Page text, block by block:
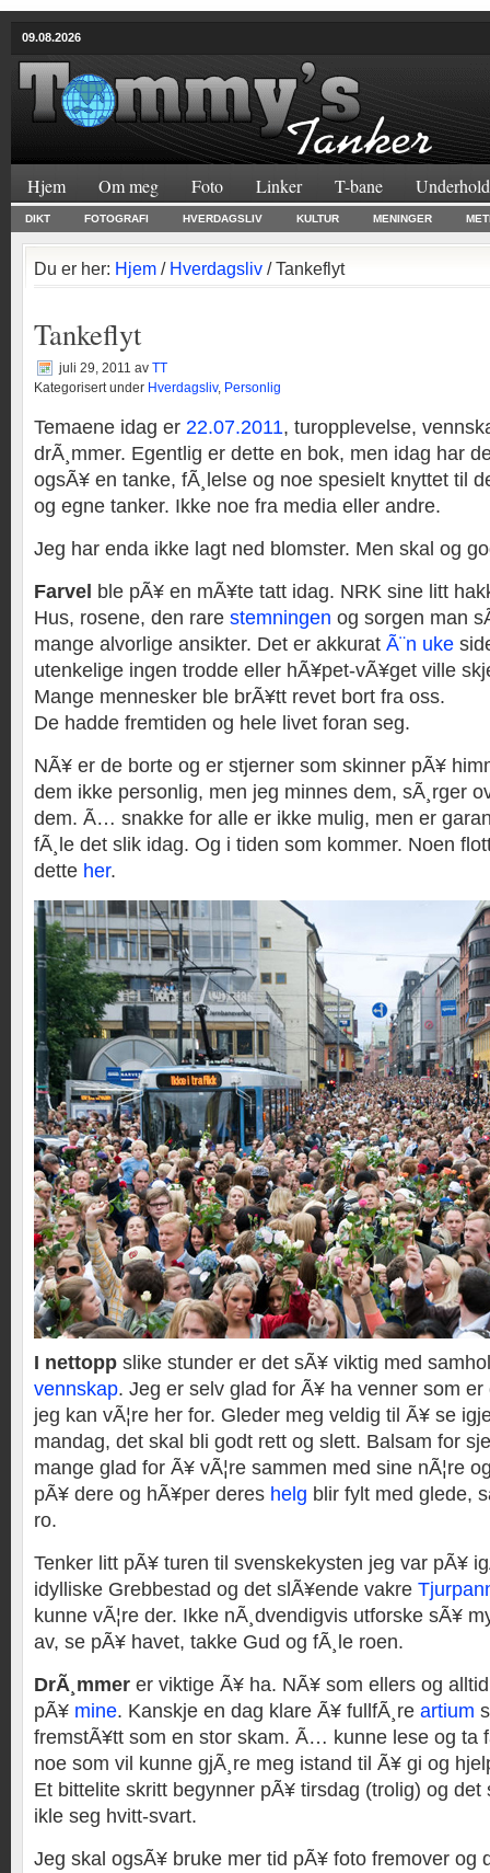
09.08.2026
Hjem Om meg Foto Linker T-bane
DIKT FOTOGRAFI HVERDAGSLIV KULTUR MENINGER
Du er her: Hjem / Hverdagsliv / Tankeflyt
Tankeflyt
juli 29, 2011 av TT
Kategorisert under Hverdagsliv, Personlig
Temaene idag er 22.07.2011, turopplevelse,
drÃ¸mmer. Egentlig er dette en bok, men idag har
ogsÃ¥ en tanke, fÃ¸lelse og noe spesielt knyttet til
og egne tanker. Ikke noe fra media eller andre.
Jeg har enda ikke lagt ned blomster. Men skal og
Farvel ble pÃ¥ en mÃ¥te tatt idag. NRK sine litt
Hus, rosene, den rare stemningen og sorgen man
mange alvorlige ansikter. Det er akkurat Ã¨n uke
utenkelige ingen trodde eller hÃ¥pet-vÃ¥get ville
Mange mennesker ble brÃ¥tt revet bort fra oss.
De hadde fremtiden og hele livet foran seg.
NÃ¥ er de borte og er stjerner som skinner pÃ¥
dem ikke personlig, men jeg minnes dem, sÃ¸rger
dem. Ã… snakke for alle er ikke mulig, men er
fÃ¸le det slik idag. Og i tiden som kommer. Noen
dette her.
I nettopp slike stunder er det sÃ¥ viktig med
vennskap. Jeg er selv glad for Ã¥ ha venner som
jeg kan vÃ¦re her for. Gleder meg veldig til Ã¥ se
mandag, det skal bli godt rett og slett. Balsam for
mange glad for Ã¥ vÃ¦re sammen med sine nÃ¦re
pÃ¥ dere og hÃ¥per deres helg blir fylt med glede,
ro.
Tenker litt pÃ¥ turen til svenskekysten jeg var pÃ¥
idylliske Grebbestad og det slÃ¥ende vakre
kunne vÃ¦re der. Ikke nÃ¸dvendigvis utforske sÃ¥
av, se pÃ¥ havet, takke Gud og fÃ¸le roen.
DrÃ¸mmer er viktige Ã¥ ha. NÃ¥ som ellers og
pÃ¥ mine. Kanskje en dag klare Ã¥ fullfÃ¸re artium
fremstÃ¥tt som en stor skam. Ã… kunne lese og ta
noe som vil kunne gjÃ¸re meg istand til Ã¥ gi og
Et bittelite skritt begynner pÃ¥ tirsdag (trolig) og det
ikle seg hvitt-svart.
Jeg skal ogsÃ¥ bruke mer tid pÃ¥ foto fremover og